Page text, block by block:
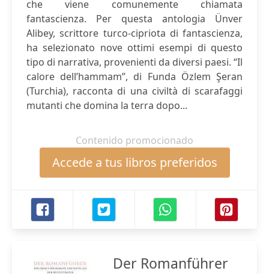
che viene comunemente chiamata
fantascienza. Per questa antologia Ünver
Alibey, scrittore turco-cipriota di fantascienza,
ha selezionato nove ottimi esempi di questo
tipo di narrativa, provenienti da diversi paesi. “Il
calore dell’hammam”, di Funda Özlem Şeran
(Turchia), racconta di una civiltà di scarafaggi
mutanti che domina la terra dopo...
Contenido promocionado
Accede a tus libros preferidos
Der Romanführer